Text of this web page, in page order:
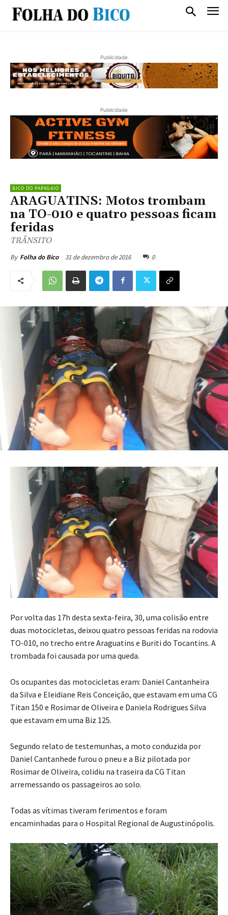
Publicidade
Publicidade
BICO DO PAPAGAIO
ARAGUATINS: Motos trombam
na TO-010 e quatro pessoas ficam
feridas
TRÂNSITO
By Folha do Bico 31 de dezembro de 2016 0
Por volta das 17h desta sexta-feira, 30, uma colisão entre
duas motocicletas, deixou quatro pessoas feridas na rodovia
TO-010, no trecho entre Araguatins e Buriti do Tocantins. A
trombada foi causada por uma queda.
Os ocupantes das motocicletas eram: Daniel Cantanheira
da Silva e Eleidiane Reis Conceição, que estavam em uma CG
Titan 150 e Rosimar de Oliveira e Daniela Rodrigues Silva
que estavam em uma Biz 125.
Segundo relato de testemunhas, a moto conduzida por
Daniel Cantanhede furou o pneu e a Biz pilotada por
Rosimar de Oliveira, colidiu na traseira da CG Titan
arremessando os passageiros ao solo.
Todas as vítimas tiveram ferimentos e foram
encaminhadas para o Hospital Regional de Augustinópolis.